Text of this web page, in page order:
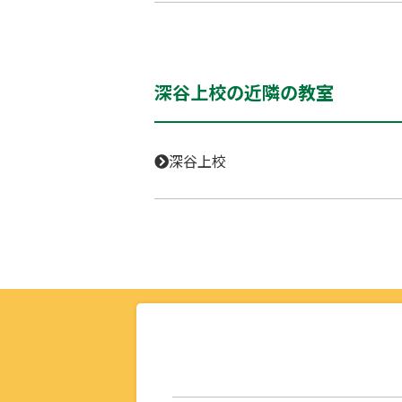
深谷上校の近隣の教室
深谷上校